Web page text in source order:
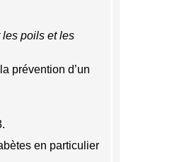
poils et les
prévention d’un
en particulier